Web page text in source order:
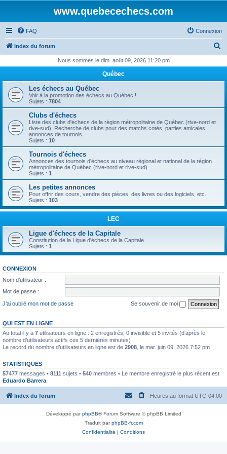
www.quebecechecs.com
FAQ Connexion
Index du forum
h
r
Nous sommes le dim. août 09, 2026 11:20 pm
Québec
Les échecs au Québec
Voir à la promotion des échecs au Québec !
Sujets : 7804
Clubs d'échecs
Liste des clubs d'échecs de la région métropolitaine de Québec (rive-nord et
rive-sud). Recherche de clubs pour des matchs cotés, parties amicales,
annonces de tournois.
Sujets : 10
Tournois d'échecs
Annonces des tournois d'échecs au niveau régional et national de la région
métropolitaine de Québec (rive-nord et rive-sud)
Sujets : 1
Les petites annonces
Pour offrir des cours, vendre des pièces, des livres ou des logiciels, etc.
Sujets : 103
LEC
Ligue d'échecs de la Capitale
Constitution de la Ligue d'échecs de la Capitale
Sujets : 1
CONNEXION
Nom d’utilisateur :
Mot de passe :
J’ai oublié mon mot de passe
Se souvenir de moi
QUI EST EN LIGNE
Au total il y a 7 utilisateurs en ligne : 2 enregistrés, 0 invisible et 5 invités (d’après le
nombre d’utilisateurs actifs ces 5 dernières minutes)
Le record du nombre d’utilisateurs en ligne est de 2908 , le mar. juin 09, 2026 7:52 pm
STATISTIQUES
57477 messages • 8111 sujets • 540 membres • Le membre enregistré le plus récent est
Eduardo Barrera
Index du forum Heures au format UTC-04:00
Développé parphpBB® Forum Software © phpBB Limited
Traduit parphpBB-fr.com
Confidentialité | Conditions